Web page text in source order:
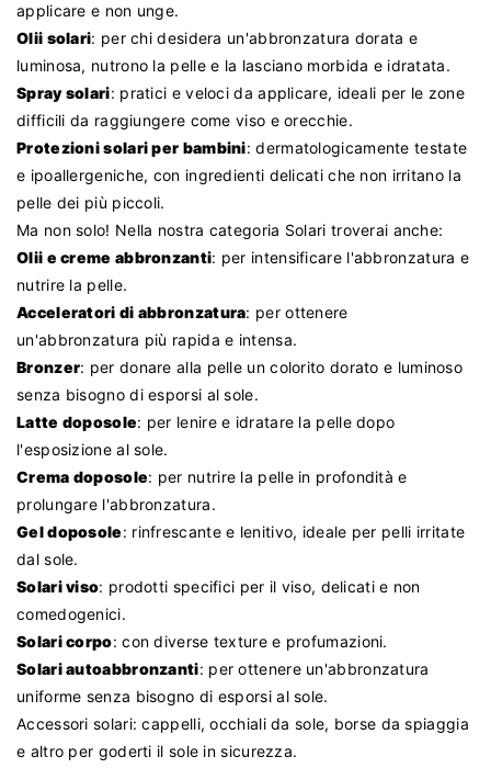
applicare e non unge.
Olii solari: per chi desidera un'abbronzatura dorata e
luminosa, nutrono la pelle e la lasciano morbida e idratata.
Spray solari: pratici e veloci da applicare, ideali per le zone
difficili da raggiungere come viso e orecchie.
Protezioni solari per bambini: dermatologicamente testate
e ipoallergeniche, con ingredienti delicati che non irritano la
pelle dei più piccoli.
Ma non solo! Nella nostra categoria Solari troverai anche:
Olii e creme abbronzanti: per intensificare l'abbronzatura e
nutrire la pelle.
Acceleratori di abbronzatura: per ottenere
un'abbronzatura più rapida e intensa.
Bronzer: per donare alla pelle un colorito dorato e luminoso
senza bisogno di esporsi al sole.
Latte doposole: per lenire e idratare la pelle dopo
l'esposizione al sole.
Crema doposole: per nutrire la pelle in profondità e
prolungare l'abbronzatura.
Gel doposole: rinfrescante e lenitivo, ideale per pelli irritate
dal sole.
Solari viso: prodotti specifici per il viso, delicati e non
comedogenici.
Solari corpo: con diverse texture e profumazioni.
Solari autoabbronzanti: per ottenere un'abbronzatura
uniforme senza bisogno di esporsi al sole.
Accessori solari: cappelli, occhiali da sole, borse da spiaggia
e altro per goderti il sole in sicurezza.